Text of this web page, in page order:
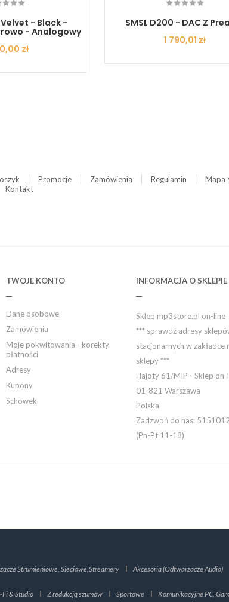
- Black -
- Analogowy
zł
SMSL D200 - DAC Z
Cena
1 790,01 zł
Promocje Zamówienia Regulamin Mapa
Kontakt
TWOJE KONTO
Dane osobowe
Zamówienia
Moje pokwitowania - korekty
płatności
Adresy
Kupony
Schowek
INFORMACJA O SKLEPIE
Sklep mp3store.pl on-line
*** sprawdź adresy
stacjonarnych w zakładce
sklepy ***
Hajoty 61/MIP - Sklep on-
01-821 Warszawa
Polska
Zadzwoń do nas:
(Pn-Pt 11-18)
Strumieniowe, Sieciowe,Streamery Akcesoria (Odtwarzacze Audio)
Fi & Studio Z redukcją szumów Sportowe Komunikacyjne PC,